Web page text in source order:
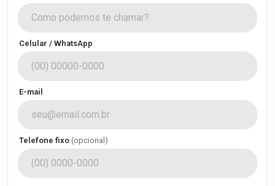
Celular / WhatsApp
E-mail
Telefone fixo (opcional)